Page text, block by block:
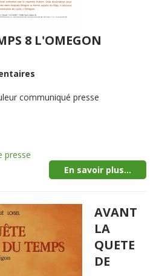
8 L'OMEGON
communiqué presse
presse
En savoir plus...
AVANT
LA
QUETE
DE